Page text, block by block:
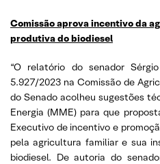
Comissão aprova incentivo da
produtiva do biodiesel
“O relatório do senador
5.927/2023 na Comissão de
do Senado acolheu sugestões
Energia (MME) para que
Executivo de incentivo e
pela agricultura familiar e sua
biodiesel. De autoria do